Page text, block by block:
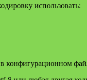
использовать:
конфигурационном